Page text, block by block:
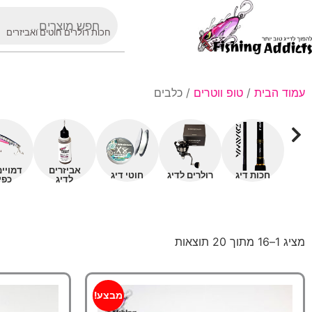
חכות רולרים חוטים ואביזרים
עמוד הבית / טופ ווטרים / כלבים
חכות דיג רולרים לדיג חוטי דיג
אביזרים
לדיג
מציג 1–16 מתוך 20 תוצאות
מבצע!